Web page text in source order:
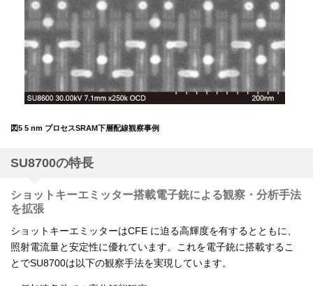
図5 5 nm プロセスSRAM下層配線観察事例
SU8700の特長
ショットキーエミッター搭載電子銃による観察・分析手法
を拡張
ショットキーエミッターはCFE に迫る高輝度を有するとともに、
照射電流量と安定性に優れています。これを電子銃に搭載するこ
とでSU8700は以下の観察手法を実現しています。